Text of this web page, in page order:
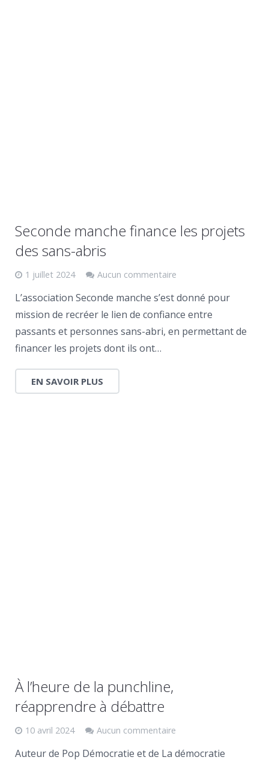
Seconde manche finance les projets
des sans-abris
1 juillet 2024 Aucun commentaire
L’association Seconde manche s’est donné pour
mission de recréer le lien de confiance entre
passants et personnes sans-abri, en permettant de
financer les projets dont ils ont…
EN SAVOIR PLUS
À l’heure de la punchline,
réapprendre à débattre
10 avril 2024 Aucun commentaire
Auteur de Pop Démocratie et de La démocratie